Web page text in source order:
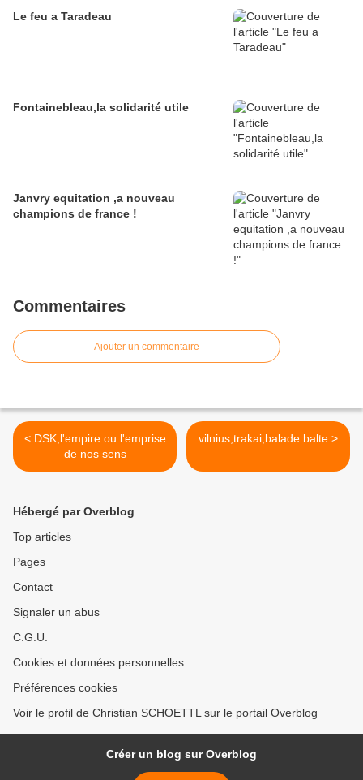
Le feu a Taradeau
Fontainebleau,la solidarité utile
Janvry equitation ,a nouveau
champions de france !
Commentaires
Ajouter un commentaire
< DSK,l'empire ou l'emprise
de nos sens
vilnius,trakai,balade balte >
Hébergé par Overblog
Top articles
Pages
Contact
Signaler un abus
C.G.U.
Cookies et données personnelles
Préférences cookies
Voir le profil de Christian SCHOETTL sur le portail Overblog
Créer un blog sur Overblog